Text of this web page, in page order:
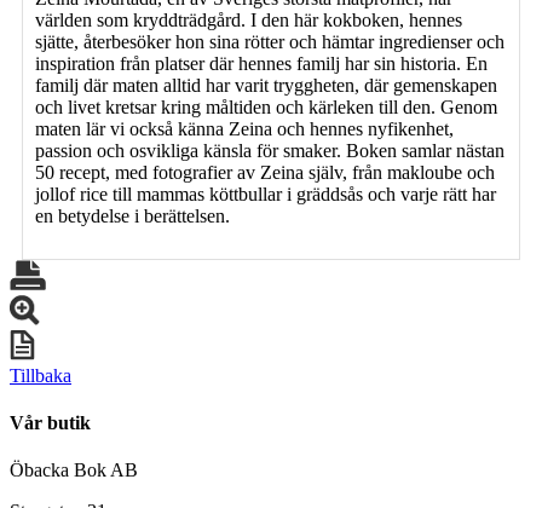
världen som kryddträdgård. I den här kokboken, hennes
sjätte, återbesöker hon sina rötter och hämtar ingredienser och
inspiration från platser där hennes familj har sin historia. En
familj där maten alltid har varit tryggheten, där gemenskapen
och livet kretsar kring måltiden och kärleken till den. Genom
maten lär vi också känna Zeina och hennes nyfikenhet,
passion och osvikliga känsla för smaker. Boken samlar nästan
50 recept, med fotografier av Zeina själv, från makloube och
jollof rice till mammas köttbullar i gräddsås och varje rätt har
en betydelse i berättelsen.
Tillbaka
Vår butik
Öbacka Bok AB